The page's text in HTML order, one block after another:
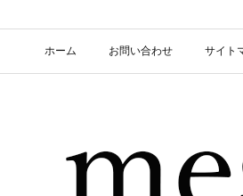
ホーム お問い合わせ サイト